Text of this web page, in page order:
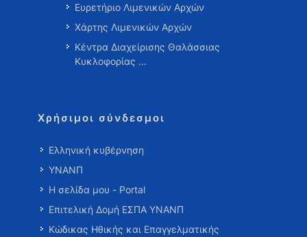
Ευρετήριο Λιμενικών Αρχών
Χάρτης Λιμενικών Αρχών
Κέντρα Διαχείρισης Θαλάσσιας
Κυκλοφορίας …
Χρήσιμοι σύνδεσμοι
Ελληνική κυβέρνηση
ΥΝΑΝΠ
Η σελίδα μου - Portal
Επιτελική Δομή ΕΣΠΑ ΥΝΑΝΠ
Κώδικας Ηθικής και Επαγγελματικής